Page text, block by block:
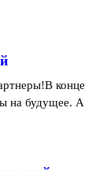
конце
на будущее. А